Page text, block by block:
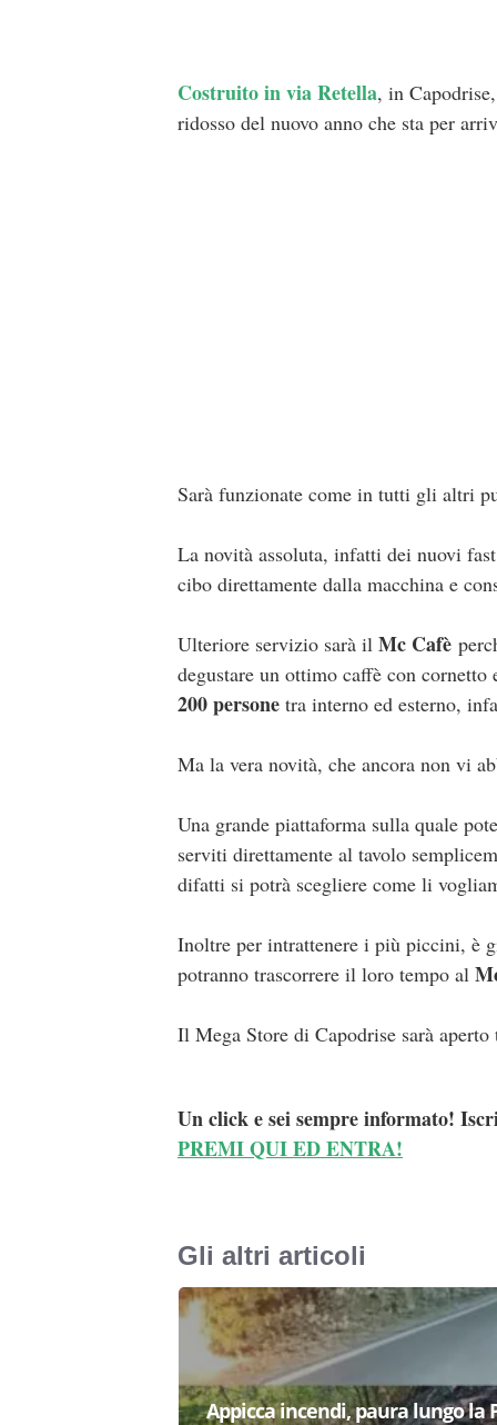
Costruito in via Retella, in
ridosso del nuovo anno che sta per
Sarà funzionate come in tutti gli altri
La novità assoluta, infatti dei nuovi
cibo direttamente dalla macchina e
Ulteriore servizio sarà il Mc Cafè
degustare un ottimo caffè con
200 persone tra interno ed esterno,
Ma la vera novità, che ancora non vi
Una grande piattaforma sulla quale
serviti direttamente al tavolo
difatti si potrà scegliere come li
Inoltre per intrattenere i più piccini, è
potranno trascorrere il loro tempo al
Il Mega Store di Capodrise sarà
Un click e sei sempre informato!
PREMI QUI ED ENTRA!
Gli altri articoli
Appicca incendi, paura lungo la